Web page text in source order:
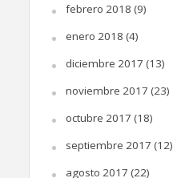
febrero 2018 (9)
enero 2018 (4)
diciembre 2017 (13)
noviembre 2017 (23)
octubre 2017 (18)
septiembre 2017 (12)
agosto 2017 (22)